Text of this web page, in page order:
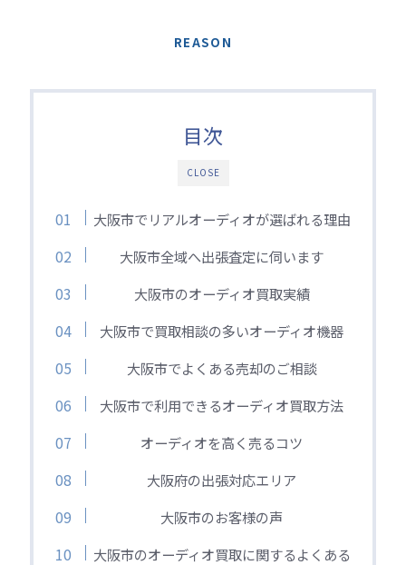
REASON
CLOSE
目次
大阪市でリアルオーディオが選ばれる理由
大阪市全域へ出張査定に伺います
大阪市のオーディオ買取実績
大阪市で買取相談の多いオーディオ機器
大阪市でよくある売却のご相談
大阪市で利用できるオーディオ買取方法
オーディオを高く売るコツ
大阪府の出張対応エリア
大阪市のお客様の声
大阪市のオーディオ買取に関するよくある